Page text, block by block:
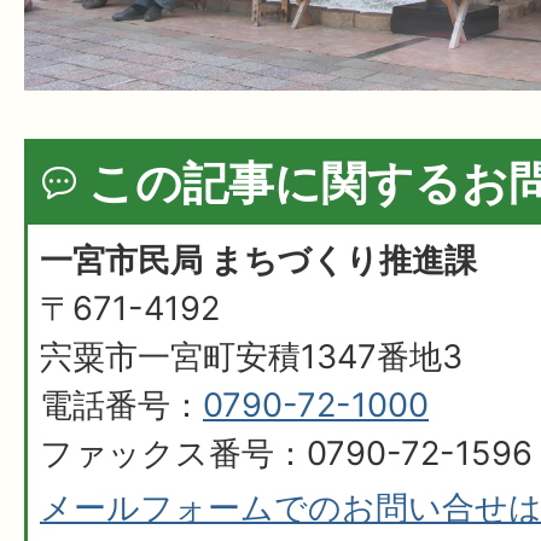
この記事に関するお
一宮市民局 まちづくり推進課
〒671-4192
宍粟市一宮町安積1347番地3
電話番号： 0790-72-1000
ファックス番号：0790-72-1596
メールフォームでのお問い合せ